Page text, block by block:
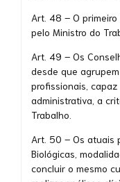
Art. 48 – O
pelo Ministro do
Art. 49 – Os
desde que
profissionais,
administrativa, a
Trabalho.
Art. 50 – Os atuais
Biológicas,
concluir o mesmo